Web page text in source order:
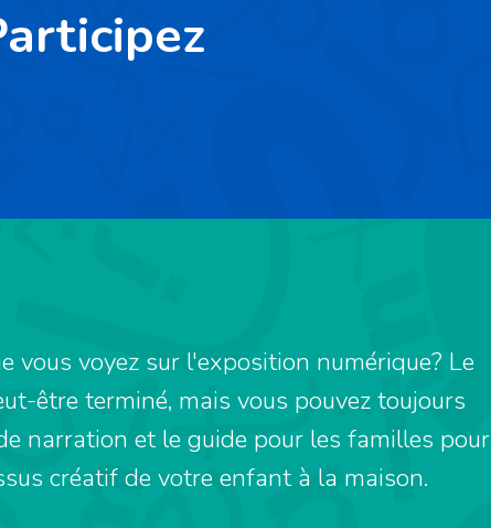
vous voyez sur l'exposition numérique? Le
être terminé, mais vous pouvez toujours
narration et le guide pour les familles pour
créatif de votre enfant à la maison.